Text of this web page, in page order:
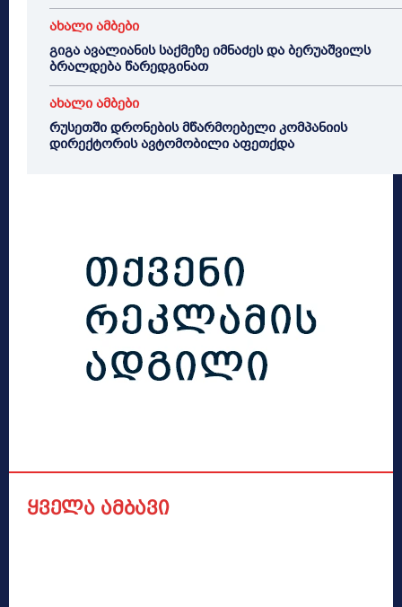
ახალი ამბები
გიგა ავალიანის საქმეზე იმნაძეს და ბერუაშვილს
ბრალდება წარედგინათ
ახალი ამბები
რუსეთში დრონების მწარმოებელი კომპანიის
დირექტორის ავტომობილი აფეთქდა
ყველა ამბავი